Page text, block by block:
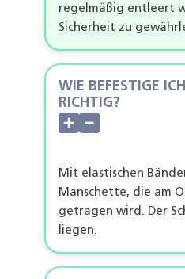
regelmäßig entleert
Sicherheit zu
WIE BEFESTIGE
RICHTIG?
Mit elastischen
Manschette, die am
getragen wird. Der
liegen.